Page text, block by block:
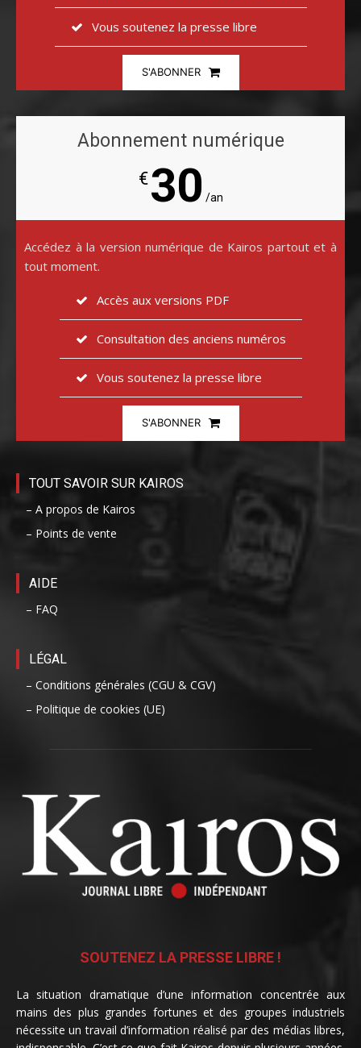
Vous soutenez la presse libre
S'ABONNER
Abonnement numérique
€30 /an
Accédez à la version numérique de Kairos partout et à
tout moment.
Accès aux versions PDF
Consultation des anciens numéros
Vous soutenez la presse libre
S'ABONNER
TOUT SAVOIR SUR KAIROS
– A propos de Kairos
– Points de vente
AIDE
– FAQ
LÉGAL
– Conditions générales (CGU & CGV)
– Politique de cookies (UE)
SOUTENEZ LA PRESSE LIBRE !
La situation dramatique d’une information concentrée aux
mains des plus grandes fortunes et des groupes industriels
nécessite un travail d’information réalisé par des médias libres,